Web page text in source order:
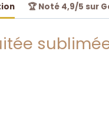
🏆 Noté 4,9/5 sur